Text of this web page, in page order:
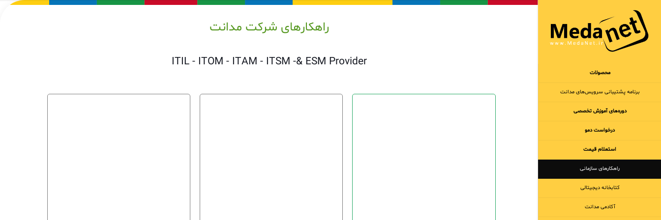
محصولات
برنامه‌ پشتیبانی سرویس‌های مدانت
دوره‌های آموزش تخصصی
درخواست دمو
استعلام قیمت
راهکارهای سازمانی
کتابخانه دیجیتالی
آکادمی مدانت
راهکارهای شرکت مدانت
ITIL - ITOM - ITAM - ITSM -& ESM Provider